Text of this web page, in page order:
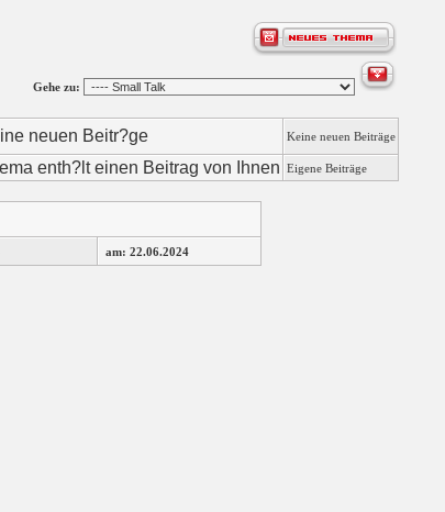
Gehe zu:
Keine neuen Beiträge
Eigene Beiträge
am: 22.06.2024